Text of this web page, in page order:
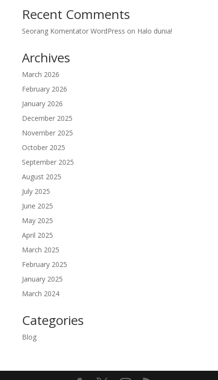
Recent Comments
Seorang Komentator WordPress on Halo dunia!
Archives
March 2026
February 2026
January 2026
December 2025
November 2025
October 2025
September 2025
August 2025
July 2025
June 2025
May 2025
April 2025
March 2025
February 2025
January 2025
March 2024
Categories
Blog